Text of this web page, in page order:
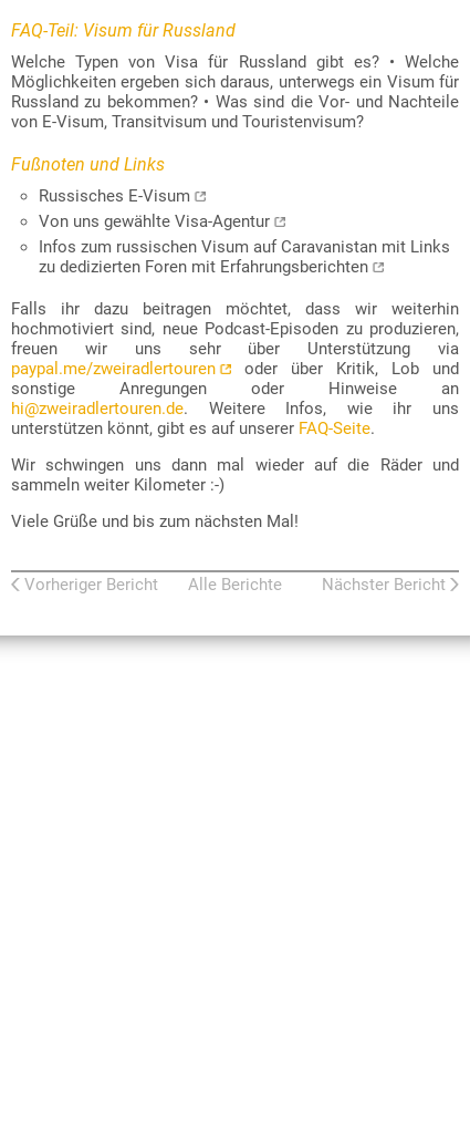
FAQ-Teil: Visum für Russland
Welche Typen von Visa für Russland gibt es? • Welche
Möglichkeiten ergeben sich daraus, unterwegs ein Visum für
Russland zu bekommen? • Was sind die Vor- und Nachteile
von E-Visum, Transitvisum und Touristenvisum?
Fußnoten und Links
Russisches E-Visum
Von uns gewählte Visa-Agentur
Infos zum russischen Visum auf Caravanistan mit Links
zu dedizierten Foren mit Erfahrungsberichten
Falls ihr dazu beitragen möchtet, dass wir weiterhin
hochmotiviert sind, neue Podcast-Episoden zu produzieren,
freuen wir uns sehr über Unterstützung via
paypal.me/zweiradlertouren
oder über Kritik, Lob und
sonstige Anregungen oder Hinweise an
hi@zweiradlertouren.de. Weitere Infos, wie ihr uns
unterstützen könnt, gibt es auf unserer FAQ-Seite.
Wir schwingen uns dann mal wieder auf die Räder und
sammeln weiter Kilometer :-)
Viele Grüße und bis zum nächsten Mal!
Vorheriger Bericht Alle Berichte Nächster Bericht